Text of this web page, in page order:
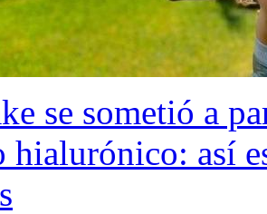
se sometió a
hialurónico: así